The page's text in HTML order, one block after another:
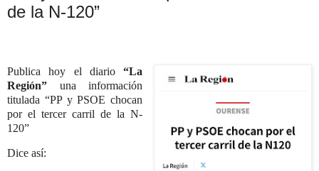
de la N-120”
Publica hoy el diario“La
Región” una información
titulada “PP y PSOE chocan
por el tercer carril de la N-
120”
Dice así: